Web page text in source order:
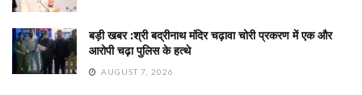
बड़ी खबर :श्री बद्रीनाथ मंदिर चढ़ावा चोरी प्रकरण में एक और
आरोपी चढ़ा पुलिस के हत्थे
AUGUST 7, 2026